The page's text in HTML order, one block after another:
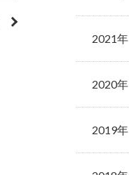
2021年
2020年
2019年